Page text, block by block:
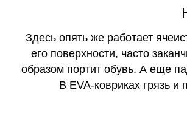
Здесь опять же работает
его поверхности, часто
образом портит обувь. А еще
В EVA-ковриках грязь